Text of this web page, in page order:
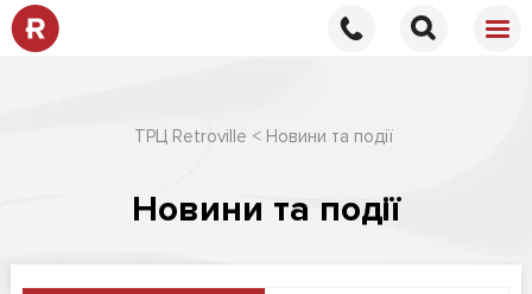
ТРЦ Retroville Новини та події
Новини та події